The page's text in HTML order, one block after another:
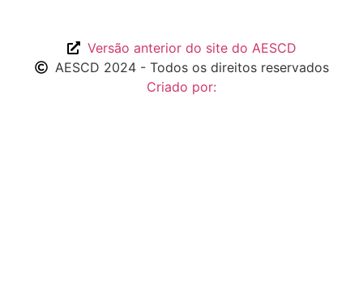
Versão anterior do site do AESCD
AESCD 2024 - Todos os direitos reservados
Criado por: